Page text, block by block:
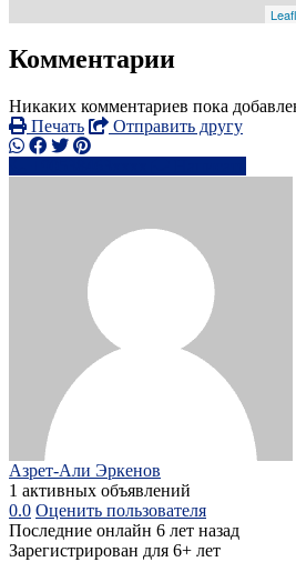
Комментарии
Никаких комментариев пока
Печать
Отправить другу
Азрет-Али Эркенов
1 активных объявлений
0.0 Оценить пользователя
Последние онлайн 6 лет назад
Зарегистрирован для 6+ лет